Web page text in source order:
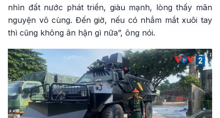
nhìn đất nước phát triển, giàu mạnh, lòng thấy mãn
nguyện vô cùng. Đến giờ, nếu có nhắm mắt xuôi tay
thì cũng không ân hận gì nữa”, ông nói.